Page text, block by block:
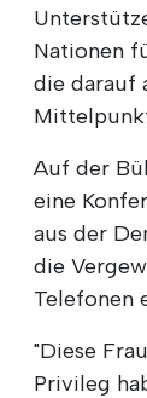
Nationen
die darauf
Auf der
eine
aus der
die
Telefonen
"Diese
Privileg